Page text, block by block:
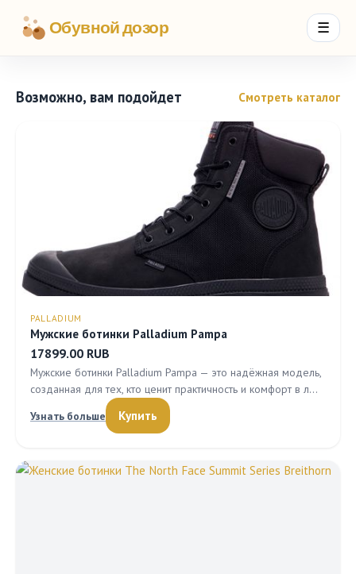
Обувной дозор ☰
Возможно, вам подойдет Смотреть каталог
PALLADIUM
Мужские ботинки Palladium Pampa
17899.00 RUB
Мужские ботинки Palladium Pampa — это надёжная модель,
созданная для тех, кто ценит практичность и комфорт в л…
Узнать больше
Купить